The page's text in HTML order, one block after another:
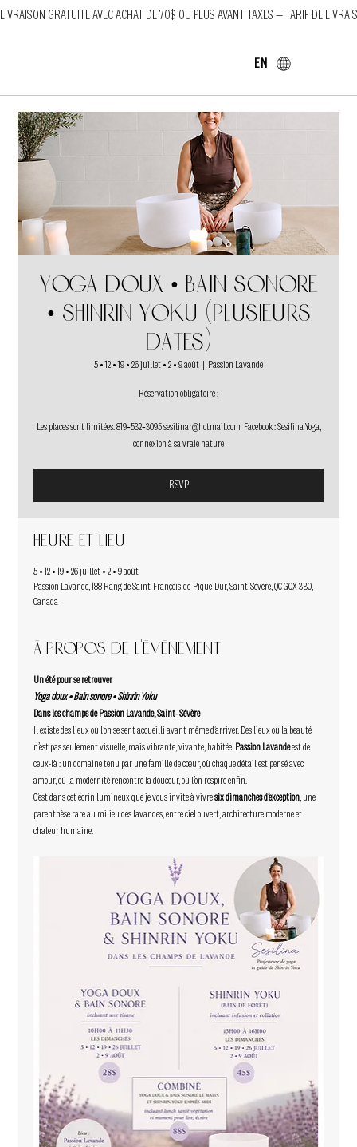
LIVRAISON GRATUITE AVEC ACHAT DE 70$ OU PLUS AVANT TAXES — TARIF DE
EN
Yoga doux • Bain sonore
• Shinrin Yoku (Plusieurs
dates)
5 • 12 • 19 • 26 juillet • 2 • 9 août Passion Lavande
Réservation obligatoire :
Les places sont limitées. 819‑532‑3095 sesilinar@hotmail.com Facebook : Sesilina Yoga,
connexion à sa vraie nature
RSVP
Heure et lieu
5 • 12 • 19 • 26 juillet • 2 • 9 août
Passion Lavande, 188 Rang de Saint-François-de-Pique-Dur, Saint-Sévère, QC G0X 3B0,
Canada
À propos de l'événement
Un été pour se retrouver
Yoga doux • Bain sonore • Shinrin Yoku
Dans les champs de Passion Lavande, Saint‑Sévère
Il existe des lieux où l’on se sent accueilli avant même d’arriver. Des lieux où la beauté
n’est pas seulement visuelle, mais vibrante, vivante, habitée. Passion Lavande est de
ceux-là : un domaine tenu par une famille de cœur, où chaque détail est pensé avec
amour, où la modernité rencontre la douceur, où l’on respire enfin.
C’est dans cet écrin lumineux que je vous invite à vivre six dimanches d’exception, une
parenthèse rare au milieu des lavandes, entre ciel ouvert, architecture moderne et
chaleur humaine.